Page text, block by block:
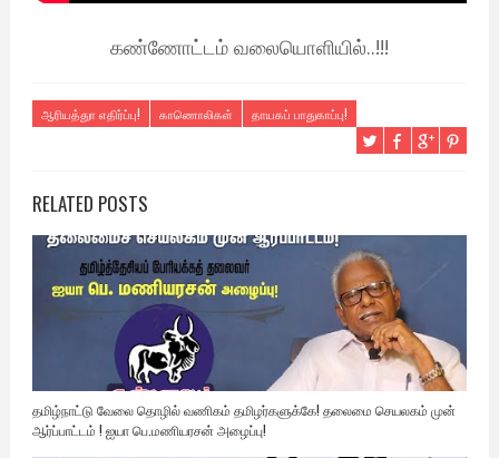
கண்ணோட்டம் வலையொளியில்..!!!
ஆரியத்துா எதிர்ப்பு! காணொலிகள் தாயகப் பாதுகாப்பு!
RELATED POSTS
தமிழ்நாட்டு வேலை தொழில் வணிகம் தமிழர்களுக்கே! தலைமை செயலகம் முன்
ஆர்ப்பாட்டம் ! ஐயா பெ.மணியரசன் அழைப்பு!